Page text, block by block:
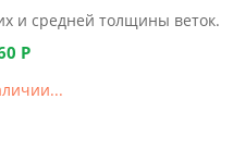
и средней толщины веток.
Р